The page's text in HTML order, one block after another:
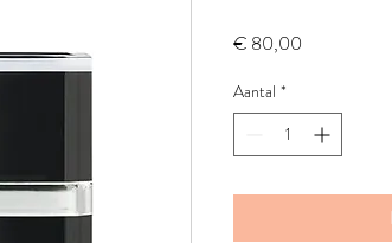
€ 80,00
Aantal *